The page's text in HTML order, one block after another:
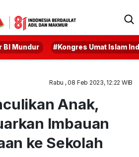
BI Mundur #Kongres Umat Islam
Rabu , 08 Feb 2023, 12:22 WIB
Anak,
Imbauan
ke Sekolah